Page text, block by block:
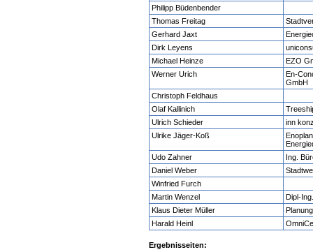
Philipp Büdenbender
Thomas Freitag
Gerhard Jaxt
Dirk Leyens
Michael Heinze
EZO
Werner Urich
En-
GmbH
Christoph Feldhaus
Olaf Kallinich
Ulrich Schieder
inn
Ulrike Jäger-Koß
Udo Zahner
Ing.
Daniel Weber
Winfried Furch
Martin Wenzel
Dipl-
Klaus Dieter Müller
Harald Heinl
Ergebnisseiten: